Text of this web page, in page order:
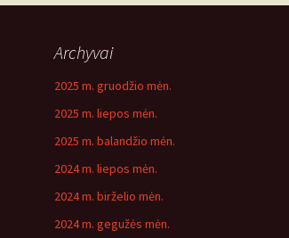
Archyvai
2025 m. gruodžio mėn.
2025 m. liepos mėn.
2025 m. balandžio mėn.
2024 m. liepos mėn.
2024 m. birželio mėn.
2024 m. gegužės mėn.